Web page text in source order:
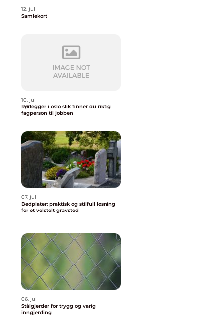
12. jul
Samlekort
10. jul
Rørlegger i oslo slik finner du riktig
fagperson til jobben
07. jul
Bedplater: praktisk og stilfull løsning
for et velstelt gravsted
06. jul
Stålgjerder for trygg og varig
inngjerding